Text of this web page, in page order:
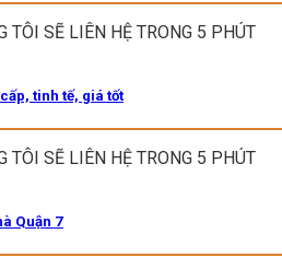
TÔI SẼ LIÊN HỆ TRONG 5 PHÚT
tinh tế, giá tốt
TÔI SẼ LIÊN HỆ TRONG 5 PHÚT
Quận 7